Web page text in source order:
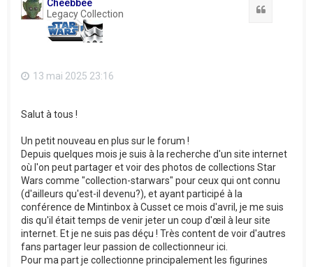
Cheebbee
Legacy Collection
13 mai 2025 23:16
Salut à tous !
Un petit nouveau en plus sur le forum !
Depuis quelques mois je suis à la recherche d'un site internet
où l'on peut partager et voir des photos de collections Star
Wars comme "collection-starwars" pour ceux qui ont connu
(d'ailleurs qu'est-il devenu?), et ayant participé à la
conférence de Mintinbox à Cusset ce mois d'avril, je me suis
dis qu'il était temps de venir jeter un coup d'œil à leur site
internet. Et je ne suis pas déçu ! Très content de voir d'autres
fans partager leur passion de collectionneur ici.
Pour ma part je collectionne principalement les figurines